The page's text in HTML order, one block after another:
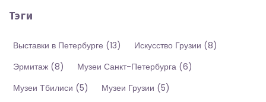
Тэги
Выставки в Петербурге (13) Искусство Грузии (8)
Эрмитаж (8) Музеи Санкт-Петербурга (6)
Музеи Тбилиси (5) Музеи Грузии (5)